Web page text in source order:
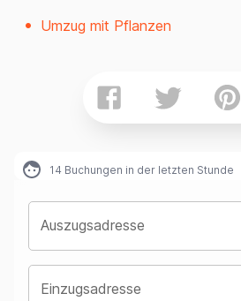
Umzug mit Pflanzen
14 Buchungen in der letzten Stunde
Auszugsadresse
Einzugsadresse